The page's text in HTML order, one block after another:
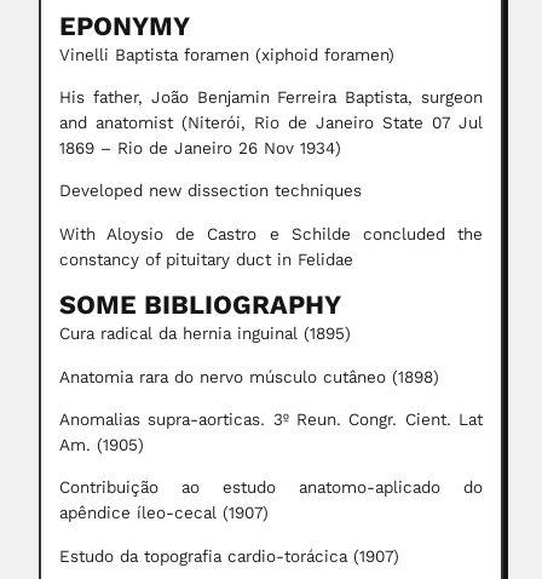
EPONYMY
Vinelli Baptista foramen (xiphoid foramen)
His father, João Benjamin Ferreira Baptista, surgeon
and anatomist (Niterói, Rio de Janeiro State 07 Jul
1869 – Rio de Janeiro 26 Nov 1934)
Developed new dissection techniques
With Aloysio de Castro e Schilde concluded the
constancy of pituitary duct in Felidae
SOME BIBLIOGRAPHY
Cura radical da hernia inguinal (1895)
Anatomia rara do nervo músculo cutâneo (1898)
Anomalias supra-aorticas. 3º Reun. Congr. Cient. Lat
Am. (1905)
Contribuição ao estudo anatomo-aplicado do
apêndice íleo-cecal (1907)
Estudo da topografia cardio-torácica (1907)